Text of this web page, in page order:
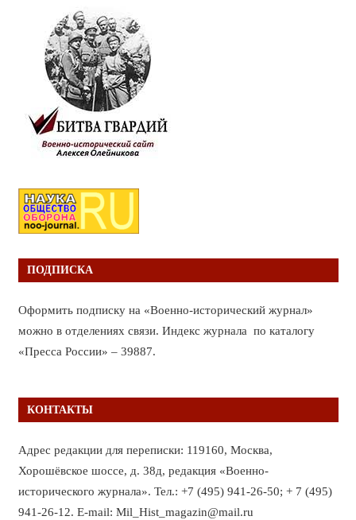
ПОДПИСКА
Оформить подписку на «Военно-исторический журнал»
можно в отделениях связи. Индекс журнала по каталогу
«Пресса России» – 39887.
КОНТАКТЫ
Адрес редакции для переписки: 119160, Москва,
Хорошёвское шоссе, д. 38д, редакция «Военно-
исторического журнала». Тел.: +7 (495) 941-26-50; + 7 (495)
941-26-12. E-mail: Mil_Hist_magazin@mail.ru